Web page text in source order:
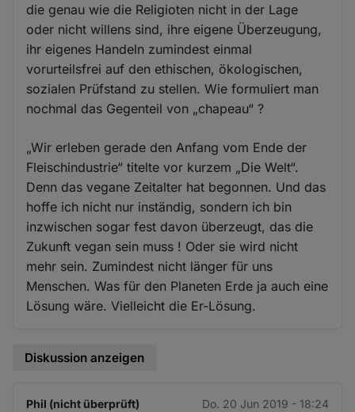
die genau wie die Religioten nicht in der Lage
oder nicht willens sind, ihre eigene Überzeugung,
ihr eigenes Handeln zumindest einmal
vorurteilsfrei auf den ethischen, ökologischen,
sozialen Prüfstand zu stellen. Wie formuliert man
nochmal das Gegenteil von „chapeau“ ?
„Wir erleben gerade den Anfang vom Ende der
Fleischindustrie“ titelte vor kurzem „Die Welt“.
Denn das vegane Zeitalter hat begonnen. Und das
hoffe ich nicht nur inständig, sondern ich bin
inzwischen sogar fest davon überzeugt, das die
Zukunft vegan sein muss ! Oder sie wird nicht
mehr sein. Zumindest nicht länger für uns
Menschen. Was für den Planeten Erde ja auch eine
Lösung wäre. Vielleicht die Er-Lösung.
Diskussion anzeigen
Phil (nicht überprüft) Do. 20 Jun 2019 - 18:24